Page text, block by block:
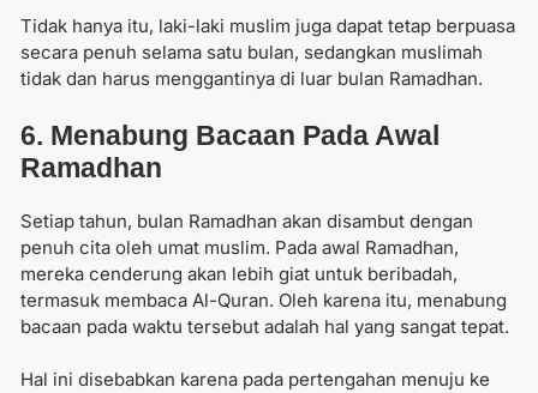
Tidak hanya itu, laki-laki muslim juga dapat tetap berpuasa
secara penuh selama satu bulan, sedangkan muslimah
tidak dan harus menggantinya di luar bulan Ramadhan.
6. Menabung Bacaan Pada Awal
Ramadhan
Setiap tahun, bulan Ramadhan akan disambut dengan
penuh cita oleh umat muslim. Pada awal Ramadhan,
mereka cenderung akan lebih giat untuk beribadah,
termasuk membaca Al-Quran. Oleh karena itu, menabung
bacaan pada waktu tersebut adalah hal yang sangat tepat.
Hal ini disebabkan karena pada pertengahan menuju ke